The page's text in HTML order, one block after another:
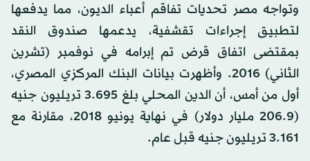
وتواجه مصر تحديات تفاقم أعباء الديون، مما يدفعها
لتطبيق إجراءات تقشفية، يدعمها صندوق النقد
بمقتضى اتفاق قرض تم إبرامه في نوفمبر (تشرين
الثاني) 2016. وأظهرت بيانات البنك المركزي المصري،
أول من أمس، أن الدين المحلي بلغ 3.695 تريليون جنيه
(206.9 مليار دولار) في نهاية يونيو 2018، مقارنة مع
3.161 تريليون جنيه قبل عام.